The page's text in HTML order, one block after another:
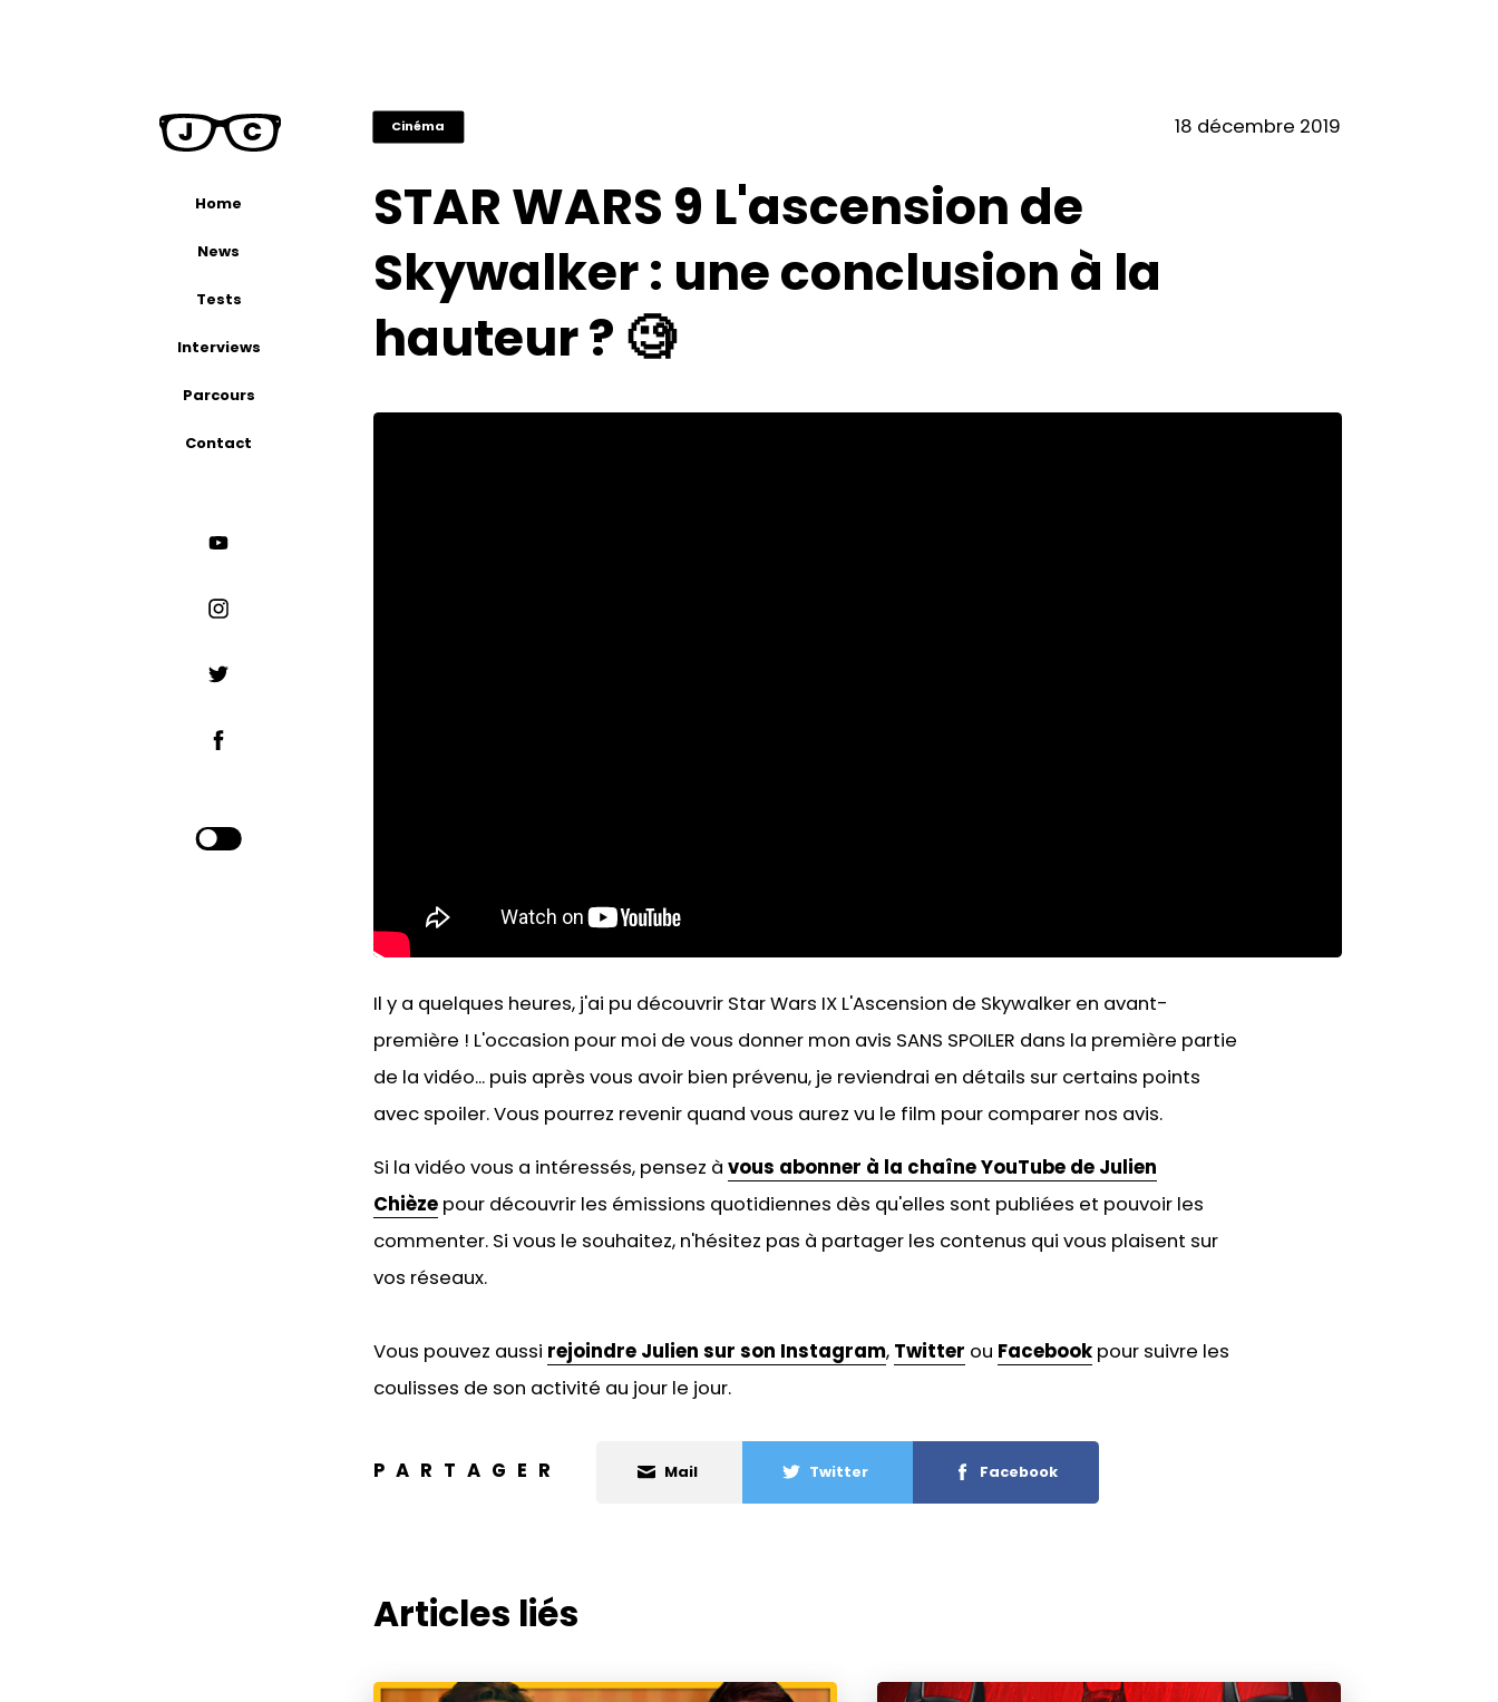
Home
News
Tests
Interviews
Parcours
Contact
18 décembre 2019
Cinéma
STAR WARS 9 L'ascension de
Skywalker : une conclusion à la
hauteur ? 🧐
Il y a quelques heures, j'ai pu découvrir Star Wars IX L'Ascension de Skywalker en avant-
première ! L'occasion pour moi de vous donner mon avis SANS SPOILER dans la première partie
de la vidéo... puis après vous avoir bien prévenu, je reviendrai en détails sur certains points
avec spoiler. Vous pourrez revenir quand vous aurez vu le film pour comparer nos avis.
Si la vidéo vous a intéressés, pensez à vous abonner à la chaîne YouTube de Julien
Chièzepour découvrir les émissions quotidiennes dès qu'elles sont publiées et pouvoir les
commenter. Si vous le souhaitez, n'hésitez pas à partager les contenus qui vous plaisent sur
vos réseaux.
Vous pouvez aussi rejoindre Julien sur son Instagram, Twitter ou Facebookpour suivre les
coulisses de son activité au jour le jour.
PARTAGER Mail Twitter Facebook
Articles liés